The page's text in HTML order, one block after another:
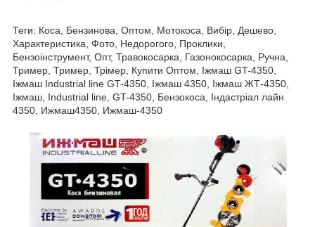
Теги: Коса, Бензинова, Оптом, Мотокоса, Вибір, Дешево,
Характеристика, Фото, Недорогого, Проклики,
Бензоінструмент, Опт, Травокосарка, Газонокосарка, Ручна,
Тример, Тример, Трімер, Купити Оптом, Іжмаш GT-4350,
Іжмаш Industrial line GT-4350, Іжмаш 4350, Іжмаш ЖТ-4350,
Іжмаш, Industrial line, GT-4350, Бензокоса, Індастріал лайн
4350, Ижмаш4350, Ижмаш-4350